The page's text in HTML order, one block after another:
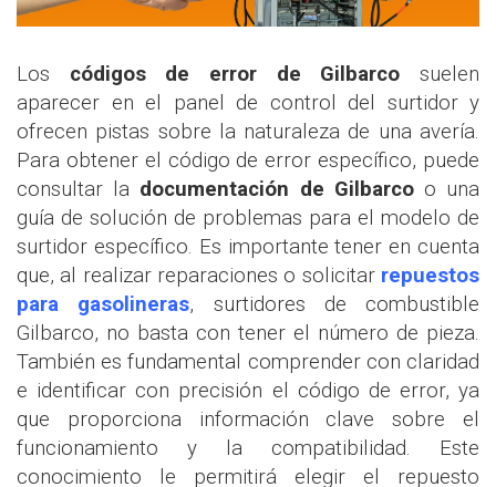
Los códigos de error de Gilbarco suelen
aparecer en el panel de control del surtidor y
ofrecen pistas sobre la naturaleza de una avería.
Para obtener el código de error específico, puede
consultar la documentación de Gilbarcoo una
guía de solución de problemas para el modelo de
surtidor específico. Es importante tener en cuenta
que, al realizar reparaciones o solicitar repuestos
para gasolineras, surtidores de combustible
Gilbarco, no basta con tener el número de pieza.
También es fundamental comprender con claridad
e identificar con precisión el código de error, ya
que proporciona información clave sobre el
funcionamiento y la compatibilidad. Este
conocimiento le permitirá elegir el repuesto